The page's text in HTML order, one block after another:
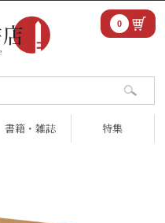
書籍・雑誌 特集
0